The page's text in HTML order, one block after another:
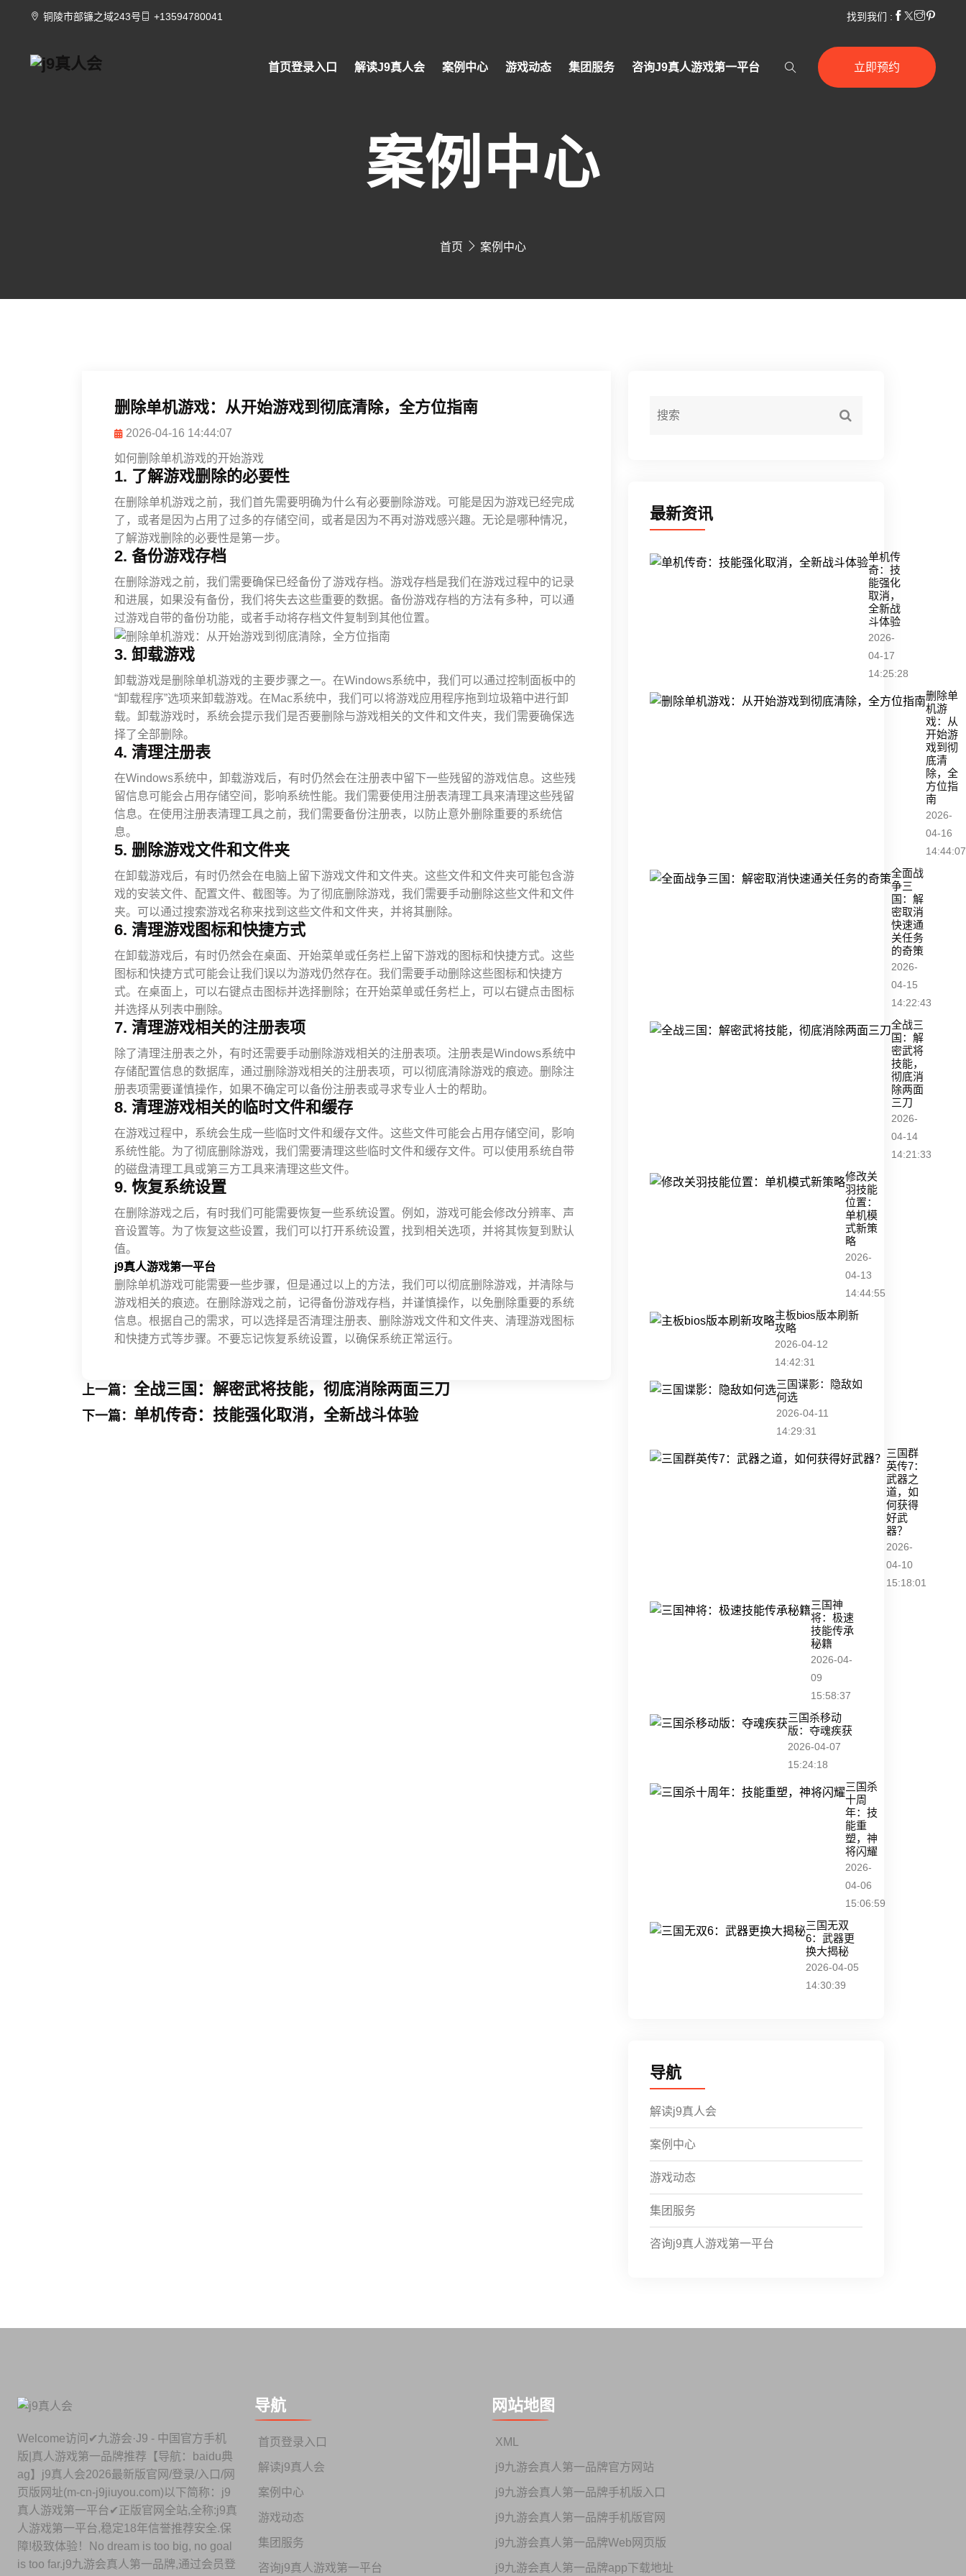
铜陵市部镰之域243号 +13594780041 找到我们 :
首页登录入口 解读J9真人会 案例中心 游戏动态 集团服务 咨询J9真人游戏第一平台 立即预约
案例中心
首页 案例中心
删除单机游戏：从开始游戏到彻底清除，全方位指南
2026-04-16 14:44:07
如何删除单机游戏的开始游戏
1. 了解游戏删除的必要性
在删除单机游戏之前，我们首先需要明确为什么有必要删除游戏。可能是因为游戏已经完成
了，或者是因为占用了过多的存储空间，或者是因为不再对游戏感兴趣。无论是哪种情况，
了解游戏删除的必要性是第一步。
2. 备份游戏存档
在删除游戏之前，我们需要确保已经备份了游戏存档。游戏存档是我们在游戏过程中的记录
和进展，如果没有备份，我们将失去这些重要的数据。备份游戏存档的方法有多种，可以通
过游戏自带的备份功能，或者手动将存档文件复制到其他位置。
3. 卸载游戏
卸载游戏是删除单机游戏的主要步骤之一。在Windows系统中，我们可以通过控制面板中的
“卸载程序”选项来卸载游戏。在Mac系统中，我们可以将游戏应用程序拖到垃圾箱中进行卸
载。卸载游戏时，系统会提示我们是否要删除与游戏相关的文件和文件夹，我们需要确保选
择了全部删除。
4. 清理注册表
在Windows系统中，卸载游戏后，有时仍然会在注册表中留下一些残留的游戏信息。这些残
留信息可能会占用存储空间，影响系统性能。我们需要使用注册表清理工具来清理这些残留
信息。在使用注册表清理工具之前，我们需要备份注册表，以防止意外删除重要的系统信
息。
5. 删除游戏文件和文件夹
在卸载游戏后，有时仍然会在电脑上留下游戏文件和文件夹。这些文件和文件夹可能包含游
戏的安装文件、配置文件、截图等。为了彻底删除游戏，我们需要手动删除这些文件和文件
夹。可以通过搜索游戏名称来找到这些文件和文件夹，并将其删除。
6. 清理游戏图标和快捷方式
在卸载游戏后，有时仍然会在桌面、开始菜单或任务栏上留下游戏的图标和快捷方式。这些
图标和快捷方式可能会让我们误以为游戏仍然存在。我们需要手动删除这些图标和快捷方
式。在桌面上，可以右键点击图标并选择删除；在开始菜单或任务栏上，可以右键点击图标
并选择从列表中删除。
7. 清理游戏相关的注册表项
除了清理注册表之外，有时还需要手动删除游戏相关的注册表项。注册表是Windows系统中
存储配置信息的数据库，通过删除游戏相关的注册表项，可以彻底清除游戏的痕迹。删除注
册表项需要谨慎操作，如果不确定可以备份注册表或寻求专业人士的帮助。
8. 清理游戏相关的临时文件和缓存
在游戏过程中，系统会生成一些临时文件和缓存文件。这些文件可能会占用存储空间，影响
系统性能。为了彻底删除游戏，我们需要清理这些临时文件和缓存文件。可以使用系统自带
的磁盘清理工具或第三方工具来清理这些文件。
9. 恢复系统设置
在删除游戏之后，有时我们可能需要恢复一些系统设置。例如，游戏可能会修改分辨率、声
音设置等。为了恢复这些设置，我们可以打开系统设置，找到相关选项，并将其恢复到默认
值。
j9真人游戏第一平台
删除单机游戏可能需要一些步骤，但是通过以上的方法，我们可以彻底删除游戏，并清除与
游戏相关的痕迹。在删除游戏之前，记得备份游戏存档，并谨慎操作，以免删除重要的系统
信息。根据自己的需求，可以选择是否清理注册表、删除游戏文件和文件夹、清理游戏图标
和快捷方式等步骤。不要忘记恢复系统设置，以确保系统正常运行。
上一篇： 全战三国：解密武将技能，彻底消除两面三刀
下一篇： 单机传奇：技能强化取消，全新战斗体验
最新资讯
单机传
奇：技
能强化
取消，
全新战
斗体验
2026-
04-17
14:25:28
删除单
机游
戏：从
开始游
戏到彻
底清
除，全
方位指
南
2026-
04-16
14:44:07
全面战
争三
国：解
密取消
快速通
关任务
的奇策
2026-
04-15
14:22:43
全战三
国：解
密武将
技能，
彻底消
除两面
三刀
2026-
04-14
14:21:33
修改关
羽技能
位置：
单机模
式新策
略
2026-
04-13
14:44:55
主板bios版本刷新
攻略
2026-04-12
14:42:31
三国谍影：隐敌如
何选
2026-04-11
14:29:31
三国群
英传7：
武器之
道，如
何获得
好武
器？
2026-
04-10
15:18:01
三国神
将：极速
技能传承
秘籍
2026-04-
09
15:58:37
三国杀移动
版：夺魂疾获
2026-04-07
15:24:18
三国杀
十周
年：技
能重
塑，神
将闪耀
2026-
04-06
15:06:59
三国无双
6：武器更
换大揭秘
2026-04-05
14:30:39
导航
解读j9真人会
案例中心
游戏动态
集团服务
咨询j9真人游戏第一平台
Welcome访问✔九游会·J9 - 中国官方手机
版|真人游戏第一品牌推荐【导航：baidu典
ag】j9真人会2026最新版官网/登录/入口/网
页版网址(m-cn-j9jiuyou.com)以下简称：j9
真人游戏第一平台✔正版官网全站,全称:j9真
人游戏第一平台,稳定18年信誉推荐安全.保
障!极致体验！No dream is too big, no goal
is too far.j9九游会真人第一品牌,通过会员登
导航
首页登录入口
解读j9真人会
案例中心
游戏动态
集团服务
咨询j9真人游戏第一平台
网站地图
XML
j9九游会真人第一品牌官方网站
j9九游会真人第一品牌手机版入口
j9九游会真人第一品牌手机版官网
j9九游会真人第一品牌Web网页版
j9九游会真人第一品牌app下载地址